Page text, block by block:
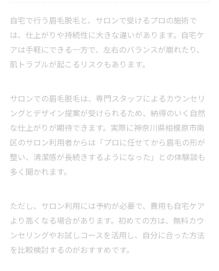
自宅で行う眉毛脱毛と、サロンで受けるプロの施術で
は、仕上がりや持続性に大きな違いがあります。自宅ケ
アは手軽にできる一方で、左右のバランスが崩れたり、
肌トラブルが起こるリスクもあります。
サロンでの眉毛脱毛は、専門スタッフによるカウンセリ
ングとデザイン提案が受けられるため、納得のいく自然
な仕上がりが期待できます。実際に神奈川県相模原市南
区のサロン利用者からは「プロに任せてから眉毛の形が
整い、清潔感が長続きするようになった」との体験談も
多く聞かれます。
ただし、サロン利用には予約が必要で、費用も自宅ケア
より高くなる場合があります。初めての方は、無料カウ
ンセリングやお試しコースを活用し、自分に合った方法
を比較検討するのがおすすめです。